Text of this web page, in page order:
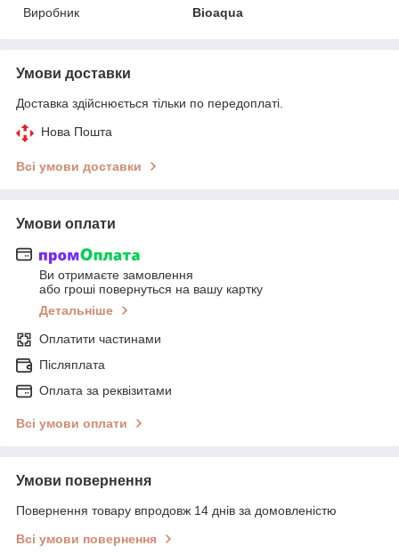
Виробник
Bioaqua
Умови доставки
Доставка здійснюється тільки по передоплаті.
Нова Пошта
Всі умови доставки
Умови оплати
Ви отримаєте замовлення
або гроші повернуться на вашу картку
Детальніше
Оплатити частинами
Післяплата
Оплата за реквізитами
Всі умови оплати
Умови повернення
Повернення товару впродовж 14 днів за домовленістю
Всі умови повернення